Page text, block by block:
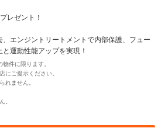
レゼント！
エンジントリートメントで内部保護、フュー
運動性能アップを実現！
件に限ります。
にご提示ください。
れません。
。